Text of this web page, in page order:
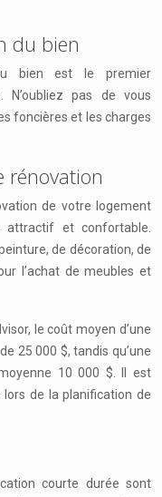
du bien
bien est le premier
N’oubliez pas de vous
foncières et les charges
rénovation
de votre logement
attractif et confortable.
de décoration, de
l’achat de meubles et
le coût moyen d’une
25 000 $, tandis qu’une
10 000 $. Il est
de la planification de
courte durée sont